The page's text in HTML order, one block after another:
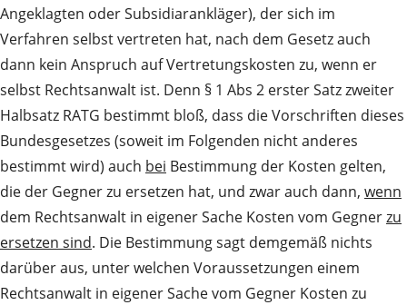
Angeklagten oder Subsidiarankläger), der sich im
Verfahren selbst vertreten hat, nach dem Gesetz auch
dann kein Anspruch auf Vertretungskosten zu, wenn er
selbst Rechtsanwalt ist. Denn § 1 Abs 2 erster Satz zweiter
Halbsatz RATG bestimmt bloß, dass die Vorschriften dieses
Bundesgesetzes (soweit im Folgenden nicht anderes
bestimmt wird) auch bei Bestimmung der Kosten gelten,
die der Gegner zu ersetzen hat, und zwar auch dann, wenn
dem Rechtsanwalt in eigener Sache Kosten vom Gegnerzu
ersetzen sind. Die Bestimmung sagt demgemäß nichts
darüber aus, unter welchen Voraussetzungen einem
Rechtsanwalt in eigener Sache vom Gegner Kosten zu